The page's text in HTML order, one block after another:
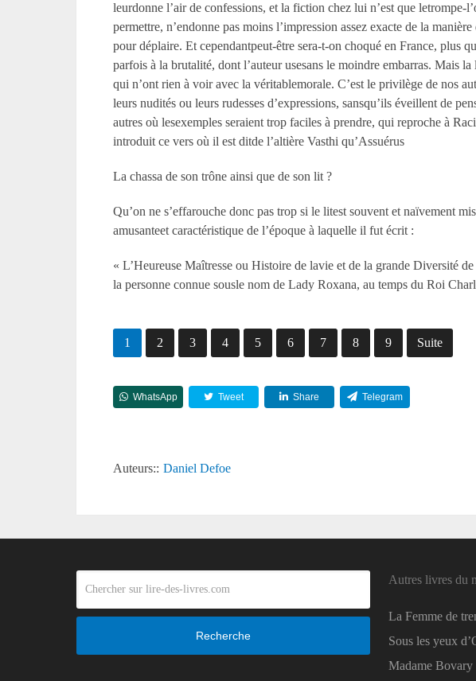
leurdonne l’air de confessions, et la fiction chez lui n’est que
permettre, n’endonne pas moins l’impression assez exacte de la
pour déplaire. Et cependantpeut-être sera-t-on choqué en France, plus
parfois à la brutalité, dont l’auteur usesans le moindre embarras. Mais
qui n’ont rien à voir avec la véritablemorale. C’est le privilège de nos
leurs nudités ou leurs rudesses d’expressions, sansqu’ils éveillent de
autres où lesexemples seraient trop faciles à prendre, qui reproche à
introduit ce vers où il est ditde l’altière Vasthi qu’Assuérus
La chassa de son trône ainsi que de son lit ?
Qu’on ne s’effarouche donc pas trop si le litest souvent et naïvement
amusanteet caractéristique de l’époque à laquelle il fut écrit :
« L’Heureuse Maîtresse ou Histoire de lavie et de la grande Diversité
la personne connue sousle nom de Lady Roxana, au temps du Roi
1 2 3 4 5 6 7 8 9 Suite
WhatsApp Tweet Share Telegram
Auteurs:: Daniel Defoe
Recherche
Autres livres du
La Femme de
Sous les yeux
Madame Bovary